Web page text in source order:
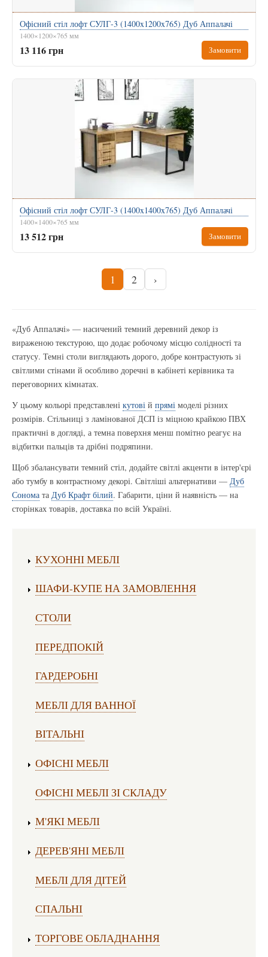
Офісний стіл лофт СУЛГ-3 (1400x1200x765) Дуб Аппалачі
1400×1200×765 мм
13 116 грн Замовити
Офісний стіл лофт СУЛГ-3 (1400x1400x765) Дуб Аппалачі
1400×1400×765 мм
13 512 грн Замовити
1 2 ›
«Дуб Аппалачі» — насичений темний деревний декор із
вираженою текстурою, що додає робочому місцю солідності та
статусу. Темні столи виглядають дорого, добре контрастують зі
світлими стінами й особливо доречні в кабінеті керівника та
переговорних кімнатах.
У цьому кольорі представлені кутові й прямі моделі різних
розмірів. Стільниці з ламінованої ДСП із міцною крайкою ПВХ
практичні в догляді, а темна поверхня менш помітно реагує на
відбитки пальців та дрібні подряпини.
Щоб збалансувати темний стіл, додайте світлі акценти в інтер'єрі
або тумбу в контрастному декорі. Світліші альтернативи — Дуб
Сонома та Дуб Крафт білий. Габарити, ціни й наявність — на
сторінках товарів, доставка по всій Україні.
КУХОННІ МЕБЛІ
ШАФИ-КУПЕ НА ЗАМОВЛЕННЯ
СТОЛИ
ПЕРЕДПОКІЙ
ГАРДЕРОБНІ
МЕБЛІ ДЛЯ ВАННОЇ
ВІТАЛЬНІ
ОФІСНІ МЕБЛІ
ОФІСНІ МЕБЛІ ЗІ СКЛАДУ
М'ЯКІ МЕБЛІ
ДЕРЕВ'ЯНІ МЕБЛІ
МЕБЛІ ДЛЯ ДІТЕЙ
СПАЛЬНІ
ТОРГОВЕ ОБЛАДНАННЯ